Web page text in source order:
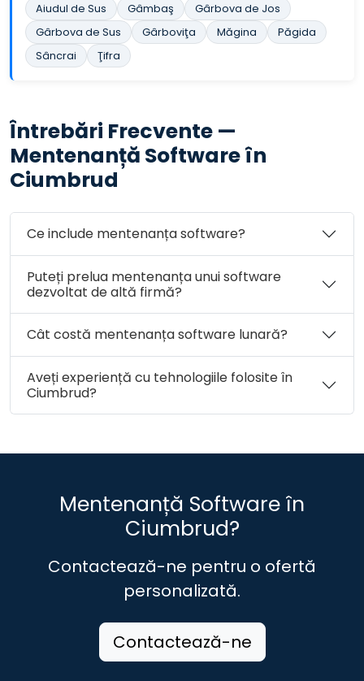
Aiudul de Sus Gâmbaş
Gârbova de Jos
Gârbova de Sus
Gârboviţa Măgina
Păgida
Sâncrai
Ţifra
Întrebări Frecvente —
Mentenanță Software în
Ciumbrud
Ce include mentenanța software?
Puteți prelua mentenanța unui software
dezvoltat de altă firmă?
Cât costă mentenanța software lunară?
Aveți experiență cu tehnologiile folosite în
Ciumbrud?
Mentenanță Software în
Ciumbrud?
Contactează-ne pentru o ofertă
personalizată.
Contactează-ne